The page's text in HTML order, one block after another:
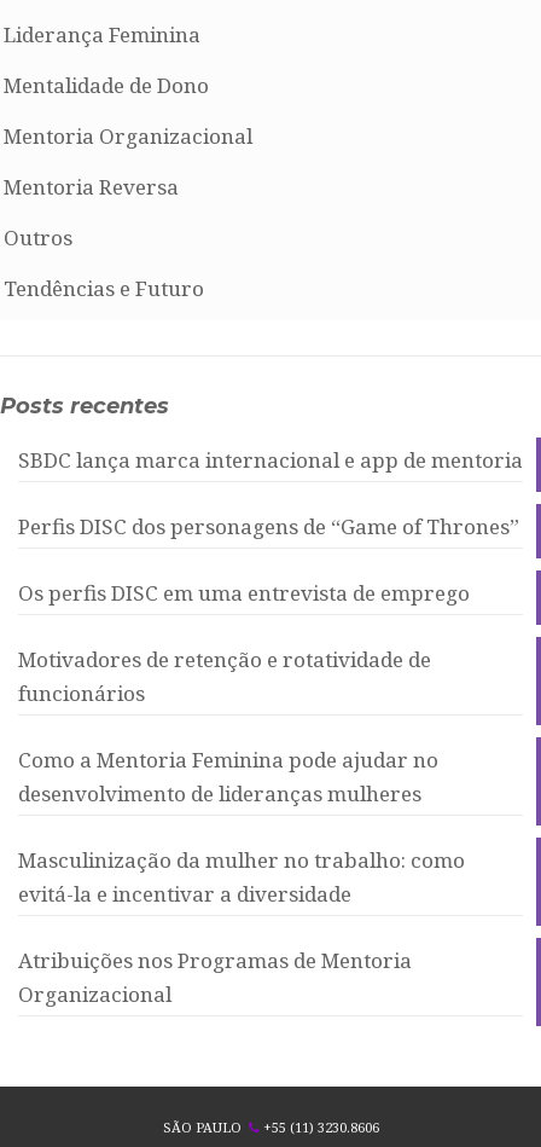
Liderança Feminina
Mentalidade de Dono
Mentoria Organizacional
Mentoria Reversa
Outros
Tendências e Futuro
Posts recentes
SBDC lança marca internacional e app de mentoria
Perfis DISC dos personagens de “Game of Thrones”
Os perfis DISC em uma entrevista de emprego
Motivadores de retenção e rotatividade de
funcionários
Como a Mentoria Feminina pode ajudar no
desenvolvimento de lideranças mulheres
Masculinização da mulher no trabalho: como
evitá-la e incentivar a diversidade
Atribuições nos Programas de Mentoria
Organizacional
SÃO PAULO +55 (11) 3230.8606